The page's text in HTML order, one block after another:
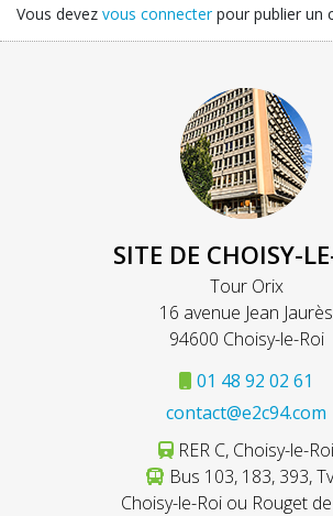
Vous devez vous connecter pour publier un
SITE DE CHOISY-
Tour Orix
16 avenue Jean Jaurès
94600 Choisy-le-Roi
01 48 92 02 61
contact@e2c94.com
RER C, Choisy-le-Roi
Bus 103, 183, 393,
Choisy-le-Roi ou Rouget